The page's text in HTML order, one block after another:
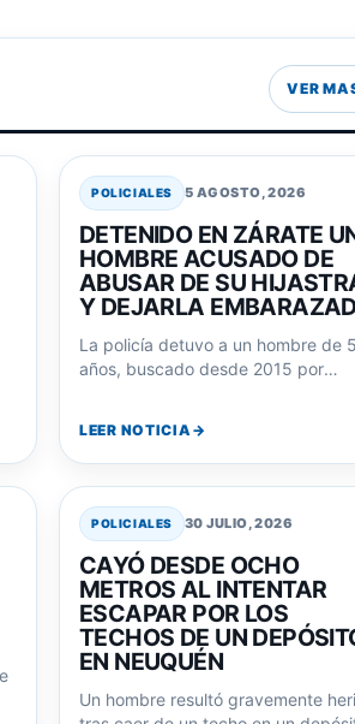
POLICIALES 5 AGOSTO, 2026
DETENIDO EN ZÁRATE
HOMBRE ACUSADO DE
ABUSAR DE SU
Y DEJARLA
La policía detuvo a un hombre de
abusar de su hijastra menor…
LEER NOTICIA
POLICIALES 30 JULIO, 2026
CAYÓ DESDE OCHO
METROS AL INTENTAR
ESCAPAR POR LOS
TECHOS DE UN
EN NEUQUÉN